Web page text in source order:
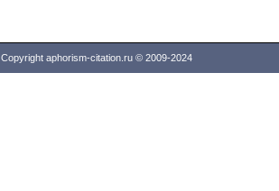
Copyright aphorism-citation.ru © 2009-2024